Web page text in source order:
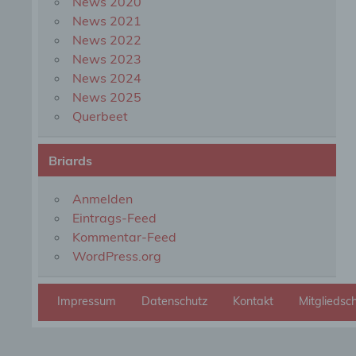
News 2021
News 2022
News 2023
News 2024
News 2025
Querbeet
Briards
Anmelden
Eintrags-Feed
Kommentar-Feed
WordPress.org
Impressum Datenschutz Kontakt
h)